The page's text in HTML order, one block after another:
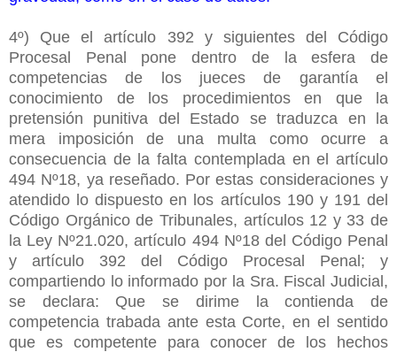
4º) Que el artículo 392 y siguientes del Código
Procesal Penal pone dentro de la esfera de
competencias de los jueces de garantía el
conocimiento de los procedimientos en que la
pretensión punitiva del Estado se traduzca en la
mera imposición de una multa como ocurre a
consecuencia de la falta contemplada en el artículo
494 Nº18, ya reseñado. Por estas consideraciones y
atendido lo dispuesto en los artículos 190 y 191 del
Código Orgánico de Tribunales, artículos 12 y 33 de
la Ley Nº21.020, artículo 494 Nº18 del Código Penal
y artículo 392 del Código Procesal Penal; y
compartiendo lo informado por la Sra. Fiscal Judicial,
se declara: Que se dirime la contienda de
competencia trabada ante esta Corte, en el sentido
que es competente para conocer de los hechos